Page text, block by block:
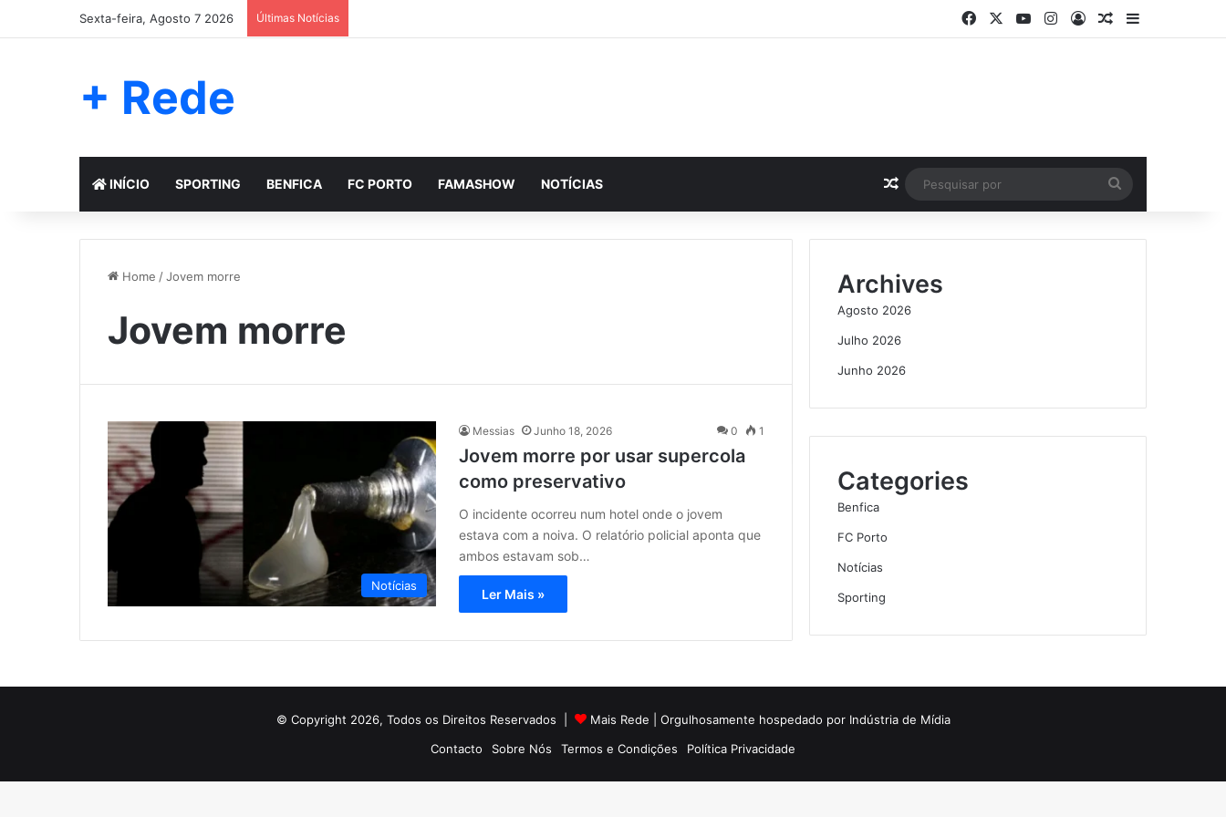
Sexta-feira, Agosto 7 2026 Últimas Notícias FacebookYouTubeInstagram
Log InArtigo Aleatório
Sidebar
+ Rede
INÍCIO SPORTING BENFICA FC PORTO FAMASHOW NOTÍCIAS Artigo Aleatório
por
Home /Jovem morre
Jovem morre
Notícias
Messias Junho 18, 2026 0 1
Jovem morre por usar supercola
como preservativo
O incidente ocorreu num hotel onde o jovem
estava com a noiva. O relatório policial aponta que
ambos estavam sob…
Ler Mais »
Archives
Agosto 2026
Julho 2026
Junho 2026
Categories
Benfica
FC Porto
Notícias
Sporting
© Copyright 2026, Todos os Direitos Reservados | Mais Rede | Orgulhosamente hospedado por Indústria de Mídia
Contacto
Sobre Nós Termos e Condições Política Privacidade